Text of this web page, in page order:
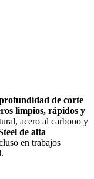
de corte
limpios, rápidos y
acero al carbono y
de alta
en trabajos